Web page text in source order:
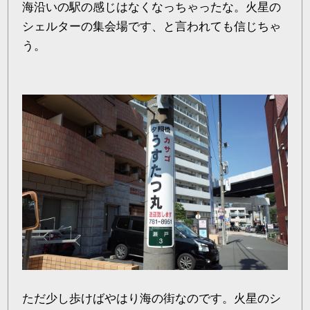
海沿いの駅の感じはなくなっちゃったな。火星の
シェルターの集会場です、と言われても信じちゃ
う。
ただ少し歩けばやはり海の街なのです。火星のシ